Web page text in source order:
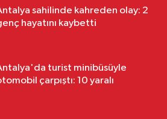
sahilinde kahreden olay: 2
hayatını kaybetti
turist minibüsüyle
çarpıştı: 10 yaralı